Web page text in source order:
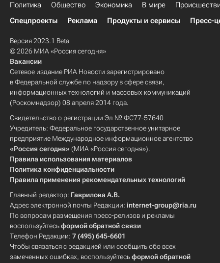
Политика Общество Экономика В мире
Спецпроекты
Реклама Продукты и сервисы Пресс-
Версия 2023.1 Beta
© 2026 МИА «Россия сегодня»
Вакансии
Сетевое издание РИА Новости зарегистрировано
в Федеральной службе по надзору в сфере связи,
информационных технологий и массовых коммуникаций
(Роскомнадзор) 08 апреля 2014 года.
Свидетельство о регистрации Эл № ФС77-57640
Учредитель: Федеральное государственное унитарное
предприятие Международное информационное агентство
«Россия сегодня» (МИА «Россия сегодня»).
Правила использования материалов
Политика конфиденциальности
Правила применения рекомендательных технологий
Главный редактор: Гаврилова А.В.
Адрес электронной почты Редакции: internet-group@ria.ru
По вопросам размещения пресс-релизов и рекламы
воспользуйтесьформой обратной связи
Телефон Редакции: 7 (495) 645-6601
Чтобы связаться с редакцией или сообщить обо всех
замеченных ошибках, воспользуйтесьформой обратной